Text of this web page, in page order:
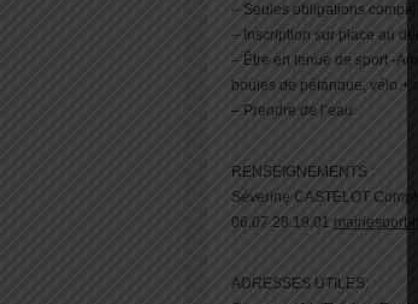
– Seules obligations
– Inscription sur place au
– Être en tenue de sport -
boules de pétanque, vélo +
– Prendre de l’eau
RENSEIGNEMENTS :
Séverine CASTELOT
06.07.28.19.01 mairiesport-
ADRESSES UTILES: